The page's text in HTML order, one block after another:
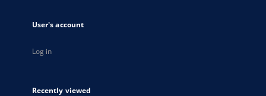
User's account
Log in
Recently viewed